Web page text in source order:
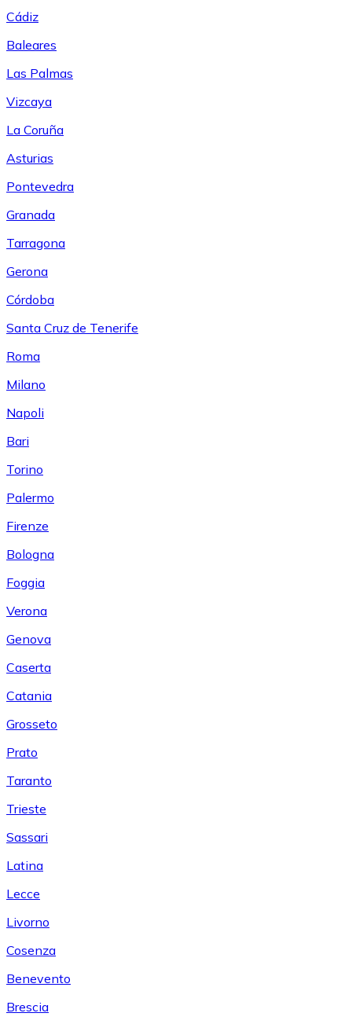
Cádiz
Baleares
Las Palmas
Vizcaya
La Coruña
Asturias
Pontevedra
Granada
Tarragona
Gerona
Córdoba
Santa Cruz de Tenerife
Roma
Milano
Napoli
Bari
Torino
Palermo
Firenze
Bologna
Foggia
Verona
Genova
Caserta
Catania
Grosseto
Prato
Taranto
Trieste
Sassari
Latina
Lecce
Livorno
Cosenza
Benevento
Brescia